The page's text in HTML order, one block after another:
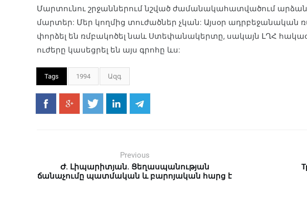
Մարտունու շրջաններում նշված ժամանակահատվածում
մարտեր: Մեր կողմից տուժածներ չկան: Այսօր ադրբեջանական
փորձել են ռմբակոծել նաև Ստեփանակերտը, սակայն ԼՂՀ
ուժերը կասեցրել են այս գրոհը ևս:
Tags 1994 Ազգ
Previous
Ժ. Լիպարիտյան. Ցեղասպանության
ճանաչումը պատմական և բարոյական հարց է